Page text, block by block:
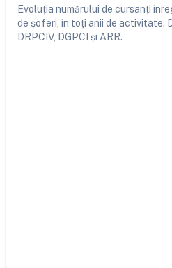
Evoluția numărului de cursanți
de șoferi, în toți anii de activitate.
DRPCIV, DGPCI și ARR.